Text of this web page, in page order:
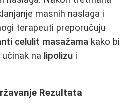
masnih naslaga i
terapeuti preporučuju
celulit masažama kako bi
na lipolizu i
Rezultata